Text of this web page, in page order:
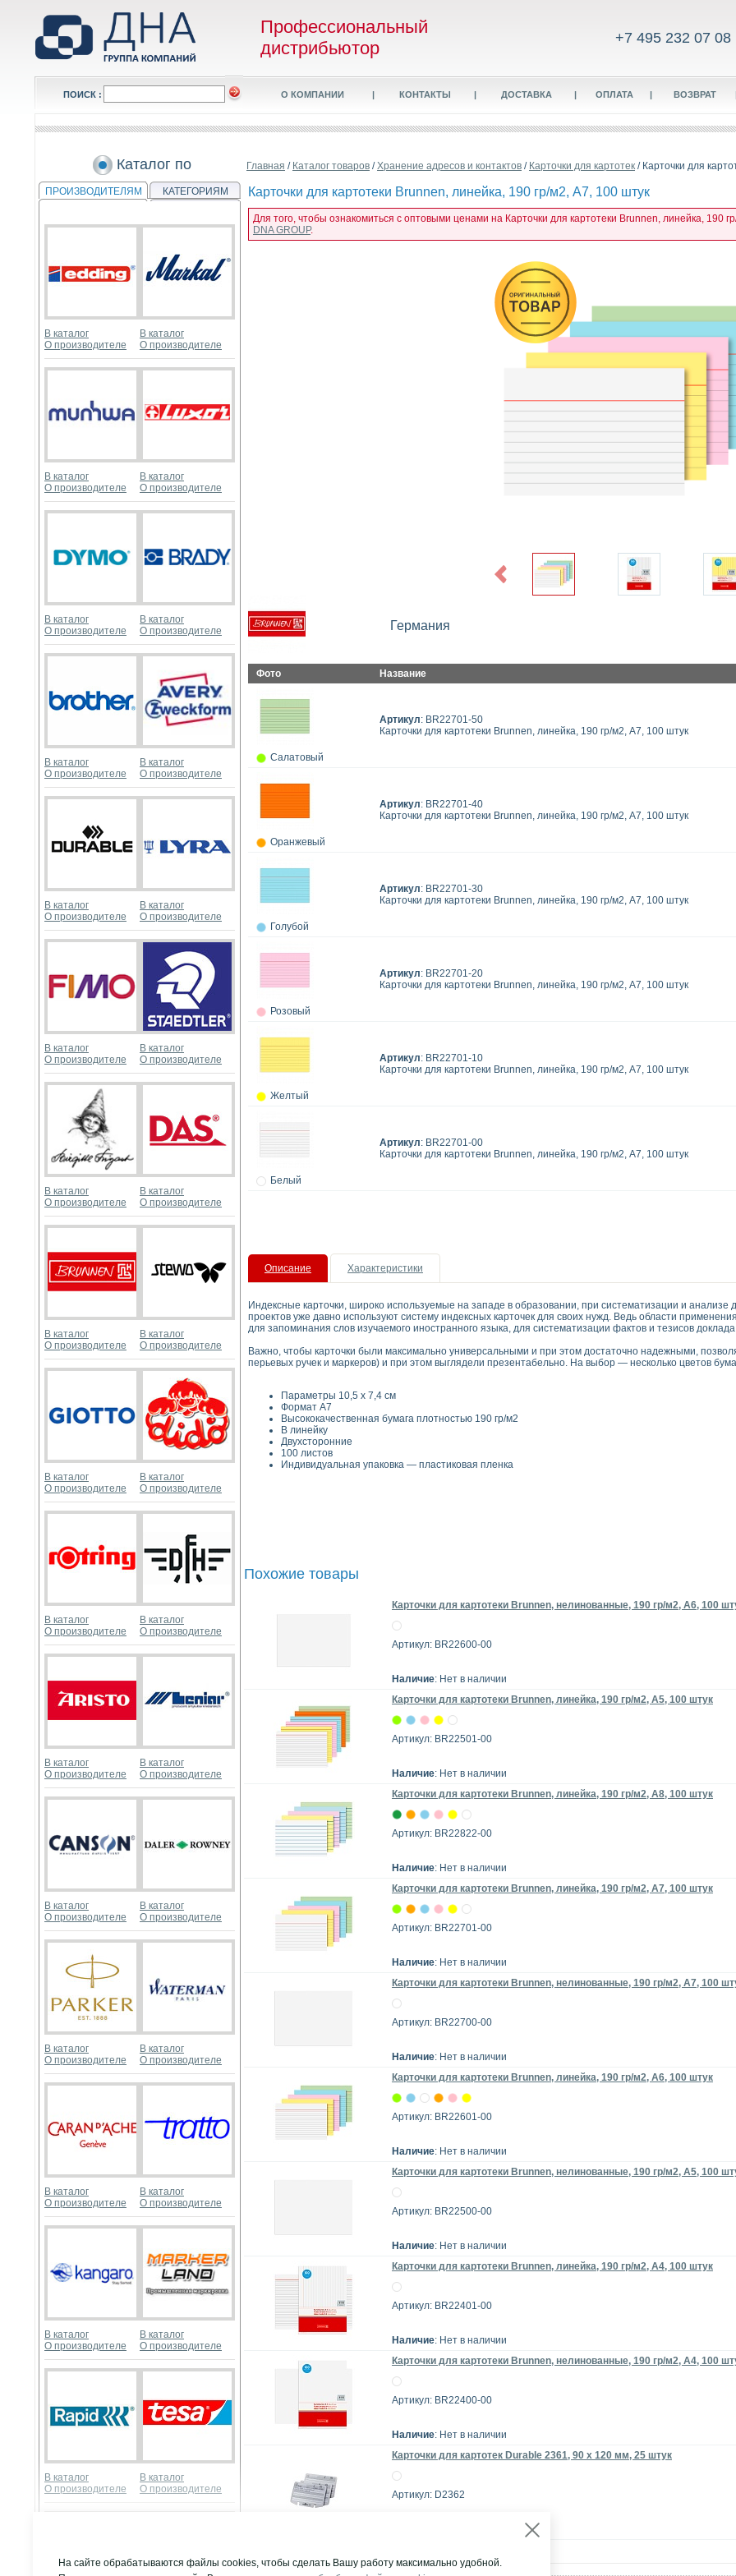
Профессиональный
дистрибьютор
+7 495 232 07 08
ПОИСК : О КОМПАНИИ | КОНТАКТЫ | ДОСТАВКА | ОПЛАТА | ВОЗВРАТ
Каталог по
ПРОИЗВОДИТЕЛЯМ КАТЕГОРИЯМ
В каталог
О производителе
В каталог
О производителе
В каталог
О производителе
В каталог
О производителе
В каталог
О производителе
В каталог
О производителе
В каталог
О производителе
В каталог
О производителе
В каталог
О производителе
В каталог
О производителе
В каталог
О производителе
В каталог
О производителе
В каталог
О производителе
В каталог
О производителе
В каталог
О производителе
В каталог
О производителе
В каталог
О производителе
В каталог
О производителе
В каталог
О производителе
В каталог
О производителе
В каталог
О производителе
В каталог
О производителе
В каталог
О производителе
В каталог
О производителе
В каталог
О производителе
В каталог
О производителе
В каталог
О производителе
В каталог
О производителе
В каталог
О производителе
В каталог
О производителе
В каталог
О производителе
В каталог
О производителе
Главная / Каталог товаров /Хранение адресов и контактов / Карточки для картотек / Карточки для
Карточки для картотеки Brunnen, линейка, 190 гр/м2, А7, 100 штук
Для того, чтобы ознакомиться с оптовыми ценами на Карточки для картотеки Brunnen, линейка, 190
DNA GROUP.
Previous
Германия
Фото Название
Салатовый
Артикул: BR22701-50
Карточки для картотеки Brunnen, линейка, 190 гр/м2, А7, 100 штук
Оранжевый
Артикул: BR22701-40
Карточки для картотеки Brunnen, линейка, 190 гр/м2, А7, 100 штук
Голубой
Артикул: BR22701-30
Карточки для картотеки Brunnen, линейка, 190 гр/м2, А7, 100 штук
Розовый
Артикул: BR22701-20
Карточки для картотеки Brunnen, линейка, 190 гр/м2, А7, 100 штук
Желтый
Артикул: BR22701-10
Карточки для картотеки Brunnen, линейка, 190 гр/м2, А7, 100 штук
Белый
Артикул: BR22701-00
Карточки для картотеки Brunnen, линейка, 190 гр/м2, А7, 100 штук
Описание Характеристики
Индексные карточки, широко используемые на западе в образовании, при систематизации и
проектов уже давно используют систему индексных карточек для своих нужд. Ведь области
для запоминания слов изучаемого иностранного языка, для систематизации фактов и тезисов
Важно, чтобы карточки были максимально универсальными и при этом достаточно надежными,
перьевых ручек и маркеров) и при этом выглядели презентабельно. На выбор — несколько цветов
Параметры 10,5 x 7,4 см
Формат А7
Высококачественная бумага плотностью 190 гр/м2
В линейку
Двухсторонние
100 листов
Индивидуальная упаковка — пластиковая пленка
Похожие товары
Карточки для картотеки Brunnen, нелинованные, 190 гр/м2, А6, 100
Артикул: BR22600-00
Наличие: Нет в наличии
Карточки для картотеки Brunnen, линейка, 190 гр/м2, А5, 100 штук
Артикул: BR22501-00
Наличие: Нет в наличии
Карточки для картотеки Brunnen, линейка, 190 гр/м2, А8, 100 штук
Артикул: BR22822-00
Наличие: Нет в наличии
Карточки для картотеки Brunnen, линейка, 190 гр/м2, А7, 100 штук
Артикул: BR22701-00
Наличие: Нет в наличии
Карточки для картотеки Brunnen, нелинованные, 190 гр/м2, А7, 100
Артикул: BR22700-00
Наличие: Нет в наличии
Карточки для картотеки Brunnen, линейка, 190 гр/м2, А6, 100 штук
Артикул: BR22601-00
Наличие: Нет в наличии
Карточки для картотеки Brunnen, нелинованные, 190 гр/м2, А5, 100
Артикул: BR22500-00
Наличие: Нет в наличии
Карточки для картотеки Brunnen, линейка, 190 гр/м2, А4, 100 штук
Артикул: BR22401-00
Наличие: Нет в наличии
Карточки для картотеки Brunnen, нелинованные, 190 гр/м2, А4, 100
Артикул: BR22400-00
Наличие: Нет в наличии
Карточки для картотек Durable 2361, 90 x 120 мм, 25 штук
Артикул: D2362
На сайте обрабатываются файлы cookies, чтобы сделать Вашу работу максимально удобной.